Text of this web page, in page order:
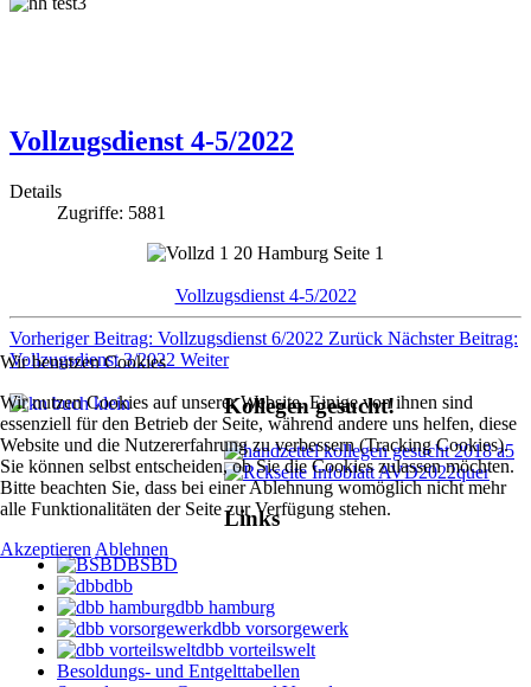
Vollzugsdienst 4-5/2022
Details
Zugriffe: 5881
Vollzugsdienst 4-5/2022
Vorheriger Beitrag: Vollzugsdienst 6/2022 Zurück Nächster Beitrag:
Vollzugsdienst 3/2022 Weiter
Kollegen gesucht!
Links
BSBD
dbb
dbb hamburg
dbb vorsorgewerk
dbb vorteilswelt
Besoldungs- und Entgelttabellen
Wir benutzen Cookies
Wir nutzen Cookies auf unserer Website. Einige von ihnen sind
essenziell für den Betrieb der Seite, während andere uns helfen, diese
Website und die Nutzererfahrung zu verbessern (Tracking Cookies).
Sie können selbst entscheiden, ob Sie die Cookies zulassen möchten.
Bitte beachten Sie, dass bei einer Ablehnung womöglich nicht mehr
alle Funktionalitäten der Seite zur Verfügung stehen.
Akzeptieren Ablehnen